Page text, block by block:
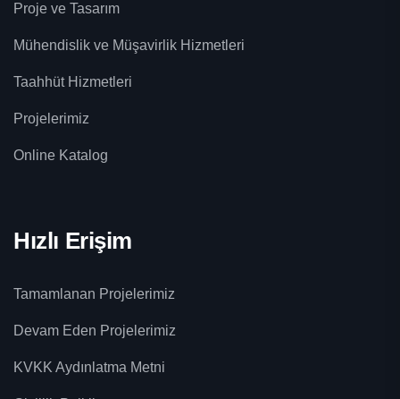
Proje ve Tasarım
Mühendislik ve Müşavirlik Hizmetleri
Taahhüt Hizmetleri
Projelerimiz
Online Katalog
Hızlı Erişim
Tamamlanan Projelerimiz
Devam Eden Projelerimiz
KVKK Aydınlatma Metni